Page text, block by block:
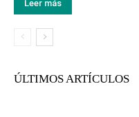
Leer más
ÚLTIMOS ARTÍCULOS